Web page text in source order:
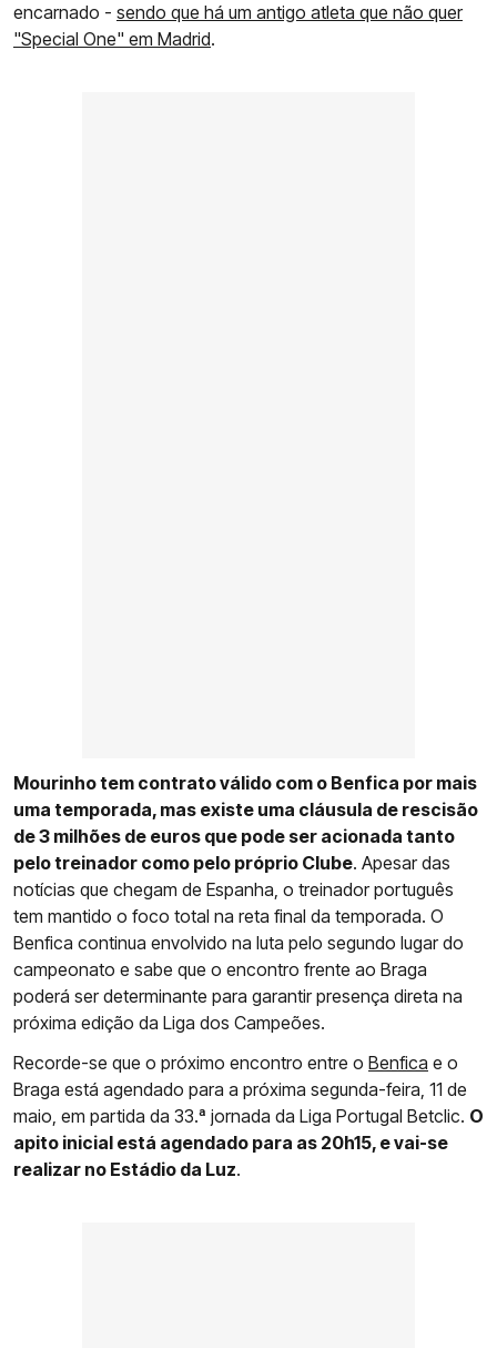
encarnado - sendo que há um antigo atleta que não quer
"Special One" em Madrid.
Mourinho tem contrato válido com o Benfica por mais
uma temporada, mas existe uma cláusula de rescisão
de 3 milhões de euros que pode ser acionada tanto
pelo treinador como pelo próprio Clube. Apesar das
notícias que chegam de Espanha, o treinador português
tem mantido o foco total na reta final da temporada. O
Benfica continua envolvido na luta pelo segundo lugar do
campeonato e sabe que o encontro frente ao Braga
poderá ser determinante para garantir presença direta na
próxima edição da Liga dos Campeões.
Recorde-se que o próximo encontro entre o Benfica e o
Braga está agendado para a próxima segunda-feira, 11 de
maio, em partida da 33.ª jornada da Liga Portugal Betclic. O
apito inicial está agendado para as 20h15, e vai-se
realizar no Estádio da Luz.